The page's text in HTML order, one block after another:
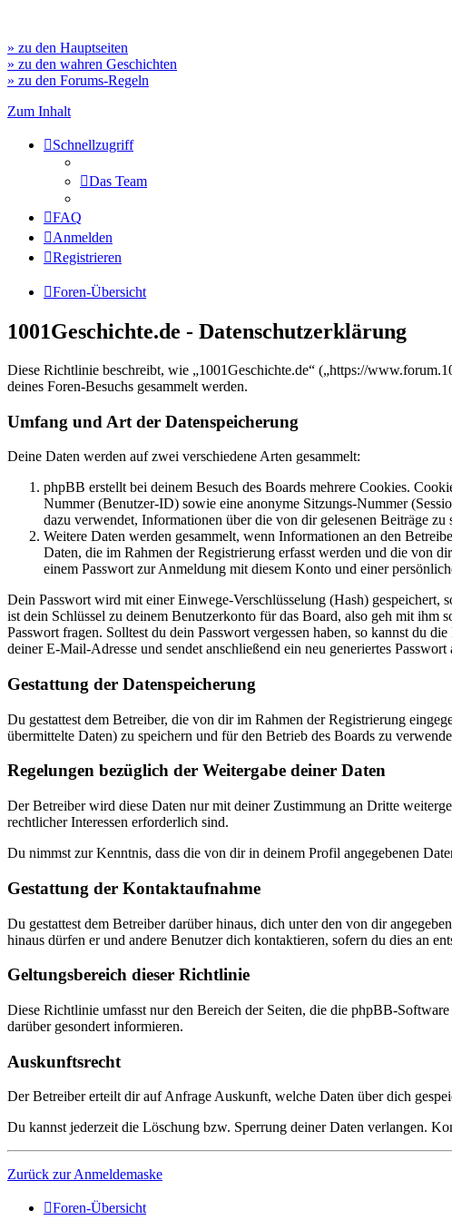
» zu den Hauptseiten
» zu den wahren Geschichten
» zu den Forums-Regeln
Zum Inhalt
Schnellzugriff
Das Team
FAQ
Anmelden
Registrieren
Foren-Übersicht
1001Geschichte.de - Datenschutzerklärung
Diese Richtlinie beschreibt, wie „1001Geschichte.de“ („https://
deines Foren-Besuchs gesammelt werden.
Umfang und Art der Datenspeicherung
Deine Daten werden auf zwei verschiedene Arten gesammelt:
phpBB erstellt bei deinem Besuch des Boards mehrere Cookies.
Nummer (Benutzer-ID) sowie eine anonyme Sitzungs-Nummer
dazu verwendet, Informationen über die von dir gelesenen Beiträge
Weitere Daten werden gesammelt, wenn Informationen an den
Daten, die im Rahmen der Registrierung erfasst werden und die von
einem Passwort zur Anmeldung mit diesem Konto und einer
Dein Passwort wird mit einer Einwege-Verschlüsselung (Hash) gespeichert,
ist dein Schlüssel zu deinem Benutzerkonto für das Board, also geh mit
Passwort fragen. Solltest du dein Passwort vergessen haben, so kannst du
deiner E-Mail-Adresse und sendet anschließend ein neu generiertes
Gestattung der Datenspeicherung
Du gestattest dem Betreiber, die von dir im Rahmen der Registrierung
übermittelte Daten) zu speichern und für den Betrieb des Boards zu
Regelungen bezüglich der Weitergabe deiner Daten
Der Betreiber wird diese Daten nur mit deiner Zustimmung an Dritte
rechtlicher Interessen erforderlich sind.
Du nimmst zur Kenntnis, dass die von dir in deinem Profil angegebenen
Gestattung der Kontaktaufnahme
Du gestattest dem Betreiber darüber hinaus, dich unter den von dir
hinaus dürfen er und andere Benutzer dich kontaktieren, sofern du dies an
Geltungsbereich dieser Richtlinie
Diese Richtlinie umfasst nur den Bereich der Seiten, die die phpBB-
darüber gesondert informieren.
Auskunftsrecht
Der Betreiber erteilt dir auf Anfrage Auskunft, welche Daten über dich
Du kannst jederzeit die Löschung bzw. Sperrung deiner Daten verlangen.
Zurück zur Anmeldemaske
Foren-Übersicht